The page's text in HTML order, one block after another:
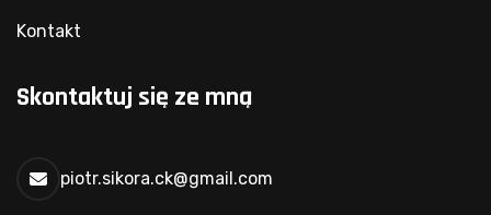
Kontakt
Skontaktuj się ze mną
piotr.sikora.ck@gmail.com